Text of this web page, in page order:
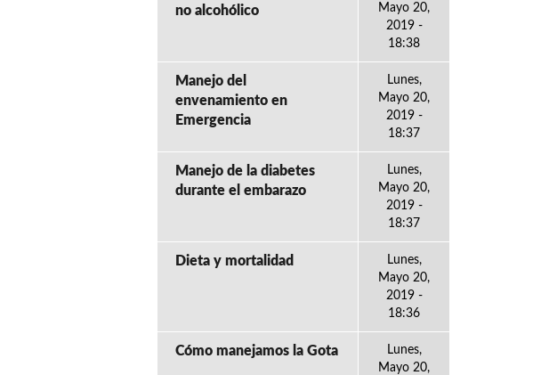
no alcohólico
Mayo 20,
2019 -
18:38
Manejo del
envenamiento en
Emergencia
Lunes,
Mayo 20,
2019 -
18:37
Manejo de la diabetes
durante el embarazo
Lunes,
Mayo 20,
2019 -
18:37
Dieta y mortalidad
Lunes,
Mayo 20,
2019 -
18:36
Cómo manejamos la Gota
Lunes,
Mayo 20,